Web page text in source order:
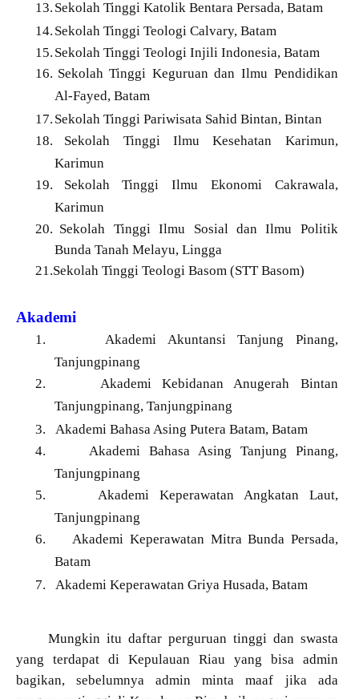
13. Sekolah Tinggi Katolik Bentara Persada, Batam
14. Sekolah Tinggi Teologi Calvary, Batam
15. Sekolah Tinggi Teologi Injili Indonesia, Batam
16. Sekolah Tinggi Keguruan dan Ilmu Pendidikan
Al-Fayed, Batam
17. Sekolah Tinggi Pariwisata Sahid Bintan, Bintan
18.
Sekolah Tinggi Ilmu Kesehatan Karimun,
Karimun
19.
Sekolah Tinggi Ilmu Ekonomi Cakrawala,
Karimun
20. Sekolah Tinggi Ilmu Sosial dan Ilmu Politik
Bunda Tanah Melayu, Lingga
21.Sekolah Tinggi Teologi Basom (STT Basom)
Akademi
1.
Akademi Akuntansi Tanjung Pinang,
Tanjungpinang
2.
Akademi Kebidanan Anugerah Bintan
Tanjungpinang, Tanjungpinang
3.
Akademi Bahasa Asing Putera Batam, Batam
4.
Akademi Bahasa Asing Tanjung Pinang,
Tanjungpinang
5.
Akademi Keperawatan Angkatan Laut,
Tanjungpinang
6.
Akademi Keperawatan Mitra Bunda Persada,
Batam
7.
Akademi Keperawatan Griya Husada, Batam
Mungkin itu daftar perguruan tinggi dan swasta
yang terdapat di Kepulauan Riau yang bisa admin
bagikan, sebelumnya admin minta maaf jika ada